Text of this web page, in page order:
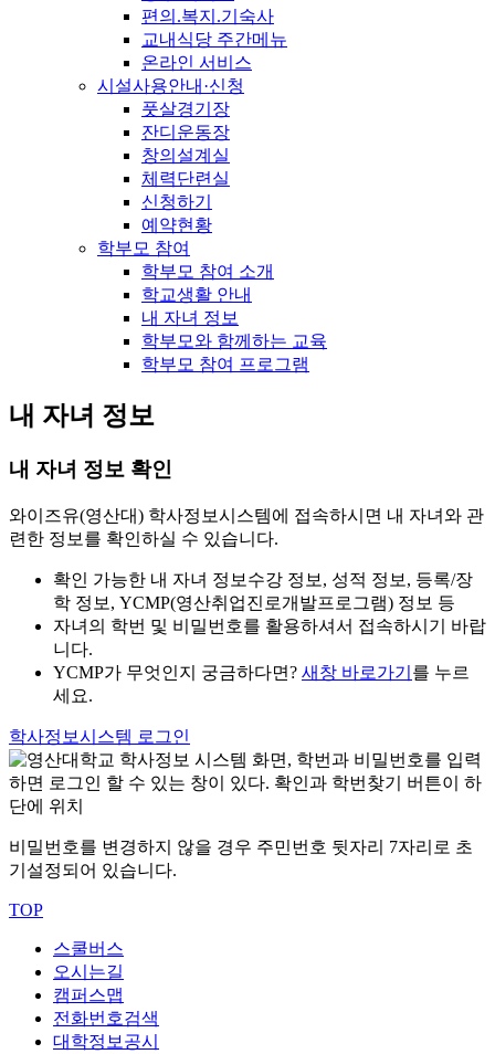
편의.복지.기숙사
교내식당 주간메뉴
온라인 서비스
시설사용안내·신청
풋살경기장
잔디운동장
창의설계실
체력단련실
신청하기
예약현황
학부모 참여
학부모 참여 소개
학교생활 안내
내 자녀 정보
학부모와 함께하는 교육
학부모 참여 프로그램
내 자녀 정보
내 자녀 정보 확인
와이즈유(영산대) 학사정보시스템에 접속하시면 내 자녀와 관
련한 정보를 확인하실 수 있습니다.
확인 가능한 내 자녀 정보 수강 정보, 성적 정보, 등록/장
학 정보, YCMP(영산취업진로개발프로그램) 정보 등
자녀의 학번 및 비밀번호를 활용하셔서 접속하시기 바랍
니다.
YCMP가 무엇인지 궁금하다면? 새창 바로가기 를 누르
세요.
학사정보시스템 로그인
비밀번호를 변경하지 않을 경우 주민번호 뒷자리 7자리로 초
기설정되어 있습니다.
TOP
스쿨버스
오시는길
캠퍼스맵
전화번호검색
대학정보공시